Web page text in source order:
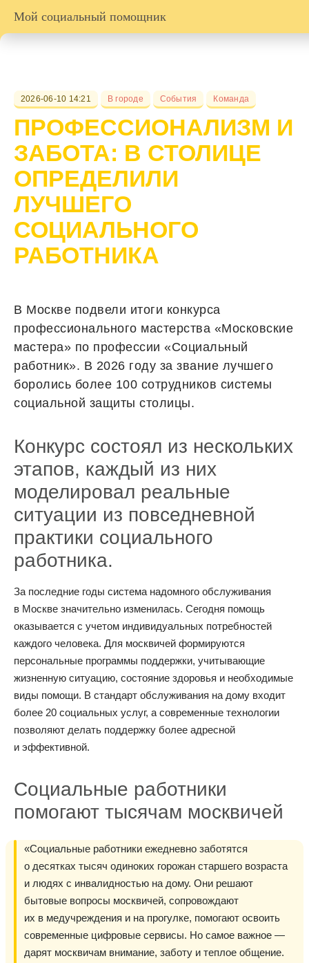
Мой социальный помощник
2026-06-10 14:21 В городе События Команда
ПРОФЕССИОНАЛИЗМ И
ЗАБОТА: В СТОЛИЦЕ
ОПРЕДЕЛИЛИ
ЛУЧШЕГО
СОЦИАЛЬНОГО
РАБОТНИКА
В Москве подвели итоги конкурса
профессионального мастерства «Московские
мастера» по профессии «Социальный
работник». В 2026 году за звание лучшего
боролись более 100 сотрудников системы
социальной защиты столицы.
Конкурс состоял из нескольких
этапов, каждый из них
моделировал реальные
ситуации из повседневной
практики социального
работника.
За последние годы система надомного обслуживания
в Москве значительно изменилась. Сегодня помощь
оказывается с учетом индивидуальных потребностей
каждого человека. Для москвичей формируются
персональные программы поддержки, учитывающие
жизненную ситуацию, состояние здоровья и необходимые
виды помощи. В стандарт обслуживания на дому входит
более 20 социальных услуг, а современные технологии
позволяют делать поддержку более адресной
и эффективной.
Социальные работники
помогают тысячам москвичей
«Социальные работники ежедневно заботятся
о десятках тысяч одиноких горожан старшего возраста
и людях с инвалидностью на дому. Они решают
бытовые вопросы москвичей, сопровождают
их в медучреждения и на прогулке, помогают освоить
современные цифровые сервисы. Но самое важное —
дарят москвичам внимание, заботу и теплое общение.